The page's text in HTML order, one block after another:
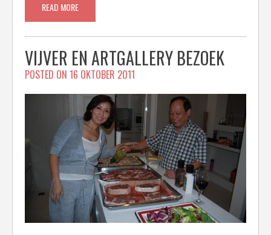
READ MORE
VIJVER EN ARTGALLERY BEZOEK
POSTED ON 16 OKTOBER 2011